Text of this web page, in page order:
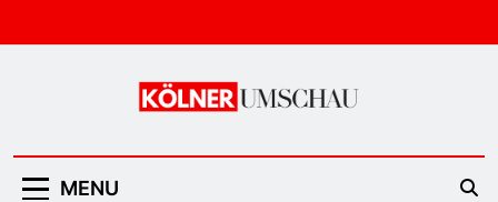
to
Kölner Umschau
MENU